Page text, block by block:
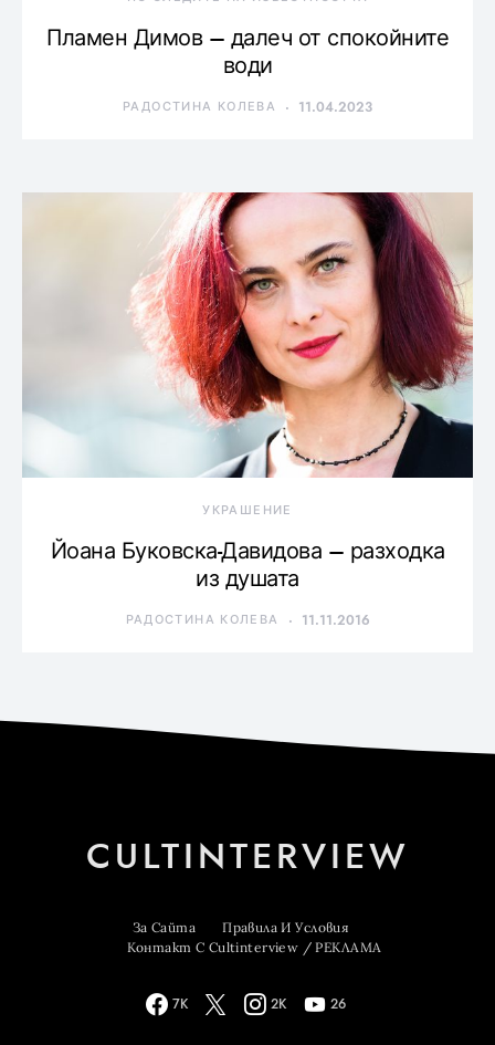
Пламен Димов – далеч от спокойните
води
РАДОСТИНА КОЛЕВА 11.04.2023
УКРАШЕНИЕ
Йоана Буковска-Давидова – разходка
из душата
РАДОСТИНА КОЛЕВА 11.11.2016
CULTINTERVIEW
За Сайта
Правила И Условия
Контакт С Cultinterview / РЕКЛАМА
7K 2K 26